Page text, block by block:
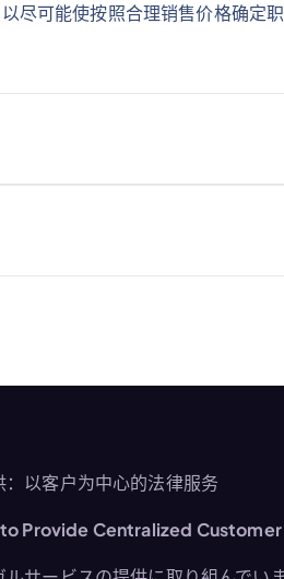
可能使按照合理销售价格确定
以客户为中心的法律服务
Provide Centralized